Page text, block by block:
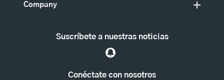
Company
Conéctate con nosotros
Suscríbete a nuestras noticias